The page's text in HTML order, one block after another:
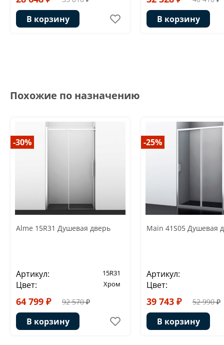
В корзину В корзину
Похожие по назначению
-30%
Alme 15R31 Душевая дверь
Артикул: 15R31
Цвет: Хром
64 799 ₽ 92 570 ₽
В корзину
-25%
Main 41S05 Душевая
Артикул:
Цвет:
39 743 ₽ 52 990 ₽
В корзину